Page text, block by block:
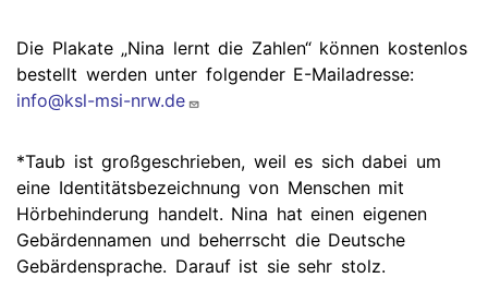
Die Plakate „Nina lernt die Zahlen“ können kostenlos
bestellt werden unter folgender E-Mailadresse:
info@ksl-msi-nrw.de
*Taub ist großgeschrieben, weil es sich dabei um
eine Identitätsbezeichnung von Menschen mit
Hörbehinderung handelt. Nina hat einen eigenen
Gebärdennamen und beherrscht die Deutsche
Gebärdensprache. Darauf ist sie sehr stolz.